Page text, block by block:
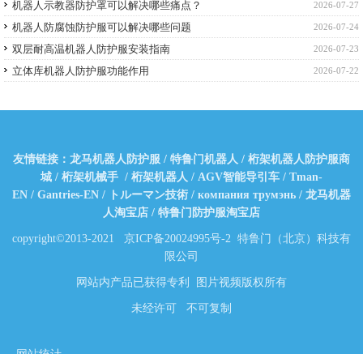
2026-07-27
机器人示教器防护罩可以解决哪些痛点？
2026-07-24
机器人防腐蚀防护服可以解决哪些问题
2026-07-23
双层耐高温机器人防护服安装指南
2026-07-22
立体库机器人防护服功能作用
友情链接： 龙马机器人防护服 / 特鲁门机器人 / 桁架机器人防护服商
城 / 桁架机械手 / 桁架机器人 / AGV智能导引车 / Tman-
EN / Gantries-EN / トルーマン技術 / компания трумэнь / 龙马机器
人淘宝店 / 特鲁门防护服淘宝店
copyright©2013-2021 京ICP备20024995号-2 特鲁门（北京）科技有
限公司
网站内产品已获得专利 图片视频版权所有
未经许可 不可复制